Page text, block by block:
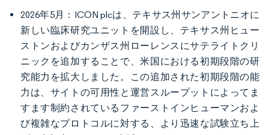
2026年5月：ICON plcは、テキサス州サンアントニオに
新しい臨床研究ユニットを開設し、テキサス州ヒュー
ストンおよびカンザス州ローレンスにサテライトクリ
ニックを追加することで、米国における初期段階の研
究能力を拡大しました。この追加された初期段階の能
力は、サイトの可用性と運営スループットによってま
すます制約されているファーストインヒューマンおよ
び複雑なプロトコルに対する、より迅速な試験立ち上